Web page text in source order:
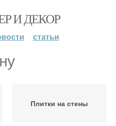
И ДЕКОР
статьи
Плитки на стены